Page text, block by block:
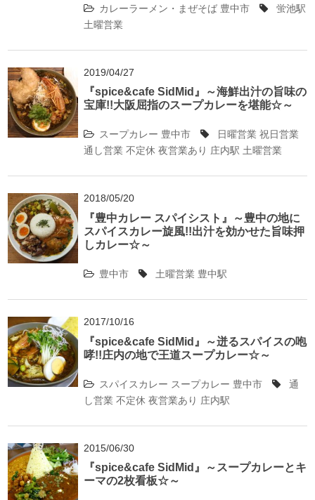
カレーラーメン・まぜそば 豊中市
蛍池駅
土曜営業
2019/04/27
『spice&cafe SidMid』～海鮮出汁の旨味の
宝庫!!大阪屈指のスープカレーを堪能☆～
スープカレー 豊中市 日曜営業 祝日営業
通し営業 不定休 夜営業あり 庄内駅 土曜営業
2018/05/20
『豊中カレー スパイシスト』～豊中の地に
スパイスカレー旋風!!出汁を効かせた旨味押
しカレー☆～
豊中市 土曜営業 豊中駅
2017/10/16
『spice&cafe SidMid』～迸るスパイスの咆
哮!!庄内の地で王道スープカレー☆～
スパイスカレー スープカレー 豊中市
通
し営業 不定休 夜営業あり 庄内駅
2015/06/30
『spice&cafe SidMid』～スープカレーとキ
ーマの2枚看板☆～